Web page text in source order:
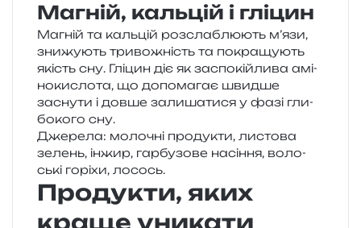
Магній, кальцій і гліцин
Магній та каль­цій роз­сла­блю­ють м’язи,
зни­жу­ють три­во­жність та покра­щу­ють
якість сну. Гліцин діє як заспо­кій­ли­ва амі­
но­ки­сло­та, що допо­ма­гає швид­ше
засну­ти і довше зали­ша­ти­ся у фазі гли­
бо­ко­го сну.
Джерела: моло­чні про­ду­кти, листо­ва
зелень, інжир, гар­бу­зо­ве насі­н­ня, воло­
ські горі­хи, лосось.
Продукти, яких